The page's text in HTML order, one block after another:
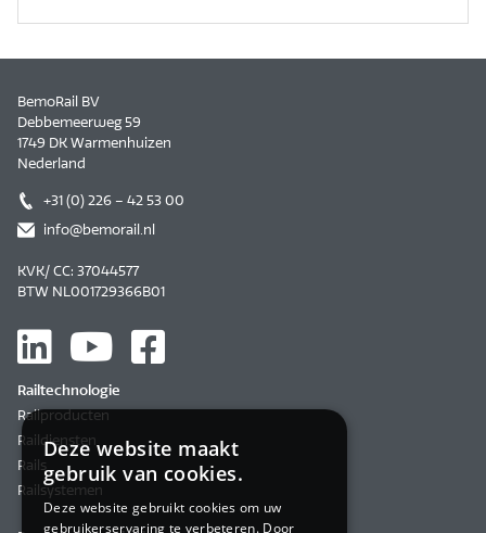
BemoRail BV
Debbemeerweg 59
1749 DK Warmenhuizen
Nederland
+31 (0) 226 – 42 53 00
info@bemorail.nl
KVK/ CC: 37044577
BTW NL001729366B01
Railtechnologie
Railproducten
Raildiensten
Rails
Railsystemen
Deze website maakt
gebruik van cookies.
Deze website gebruikt cookies om uw
gebruikerservaring te verbeteren. Door